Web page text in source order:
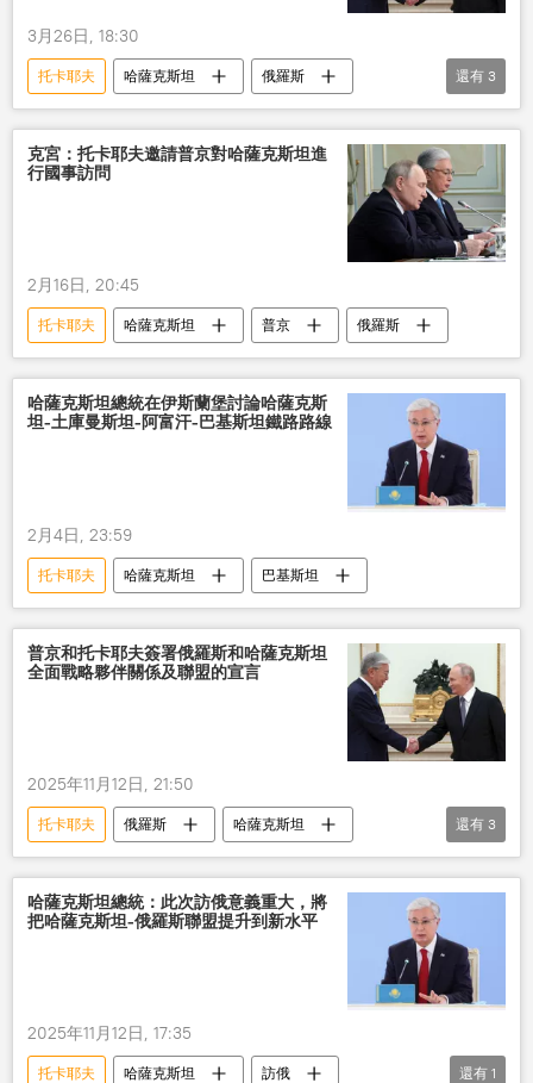
3月26日, 18:30
托卡耶夫 哈薩克斯坦
俄羅斯
俄總理
國事訪問 普京
還有 3
克宮：托卡耶夫邀請普京對哈薩克斯坦進
行國事訪問
2月16日, 20:45
托卡耶夫 哈薩克斯坦 普京 俄羅斯
哈薩克斯坦總統在伊斯蘭堡討論哈薩克斯
坦-土庫曼斯坦-阿富汗-巴基斯坦鐵路路線
2月4日, 23:59
托卡耶夫 哈薩克斯坦 巴基斯坦
普京和托卡耶夫簽署俄羅斯和哈薩克斯坦
全面戰略夥伴關係及聯盟的宣言
2025年11月12日, 21:50
托卡耶夫 俄羅斯
哈薩克斯坦
普京
戰略夥伴關係
宣言
簽署
還有 3
哈薩克斯坦總統：此次訪俄意義重大，將
把哈薩克斯坦-俄羅斯聯盟提升到新水平
2025年11月12日, 17:35
托卡耶夫 哈薩克斯坦
訪俄
還有 1